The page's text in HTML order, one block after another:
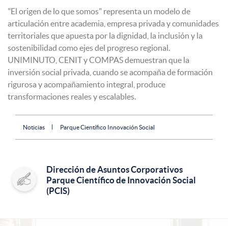
"El origen de lo que somos" representa un modelo de
articulación entre academia, empresa privada y comunidades
territoriales que apuesta por la dignidad, la inclusión y la
sostenibilidad como ejes del progreso regional.
UNIMINUTO, CENIT y COMPAS demuestran que la
inversión social privada, cuando se acompaña de formación
rigurosa y acompañamiento integral, produce
transformaciones reales y escalables.
Noticias Parque Científico Innovación Social
Dirección de Asuntos Corporativos
Parque Científico de Innovación Social
(PCIS)